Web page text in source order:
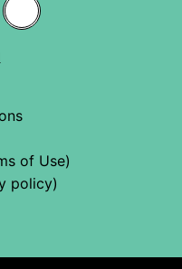
of Use)
policy)